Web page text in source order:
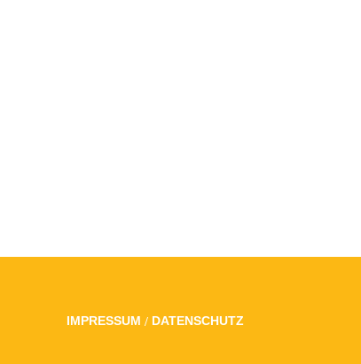
IMPRESSUM / DATENSCHUTZ